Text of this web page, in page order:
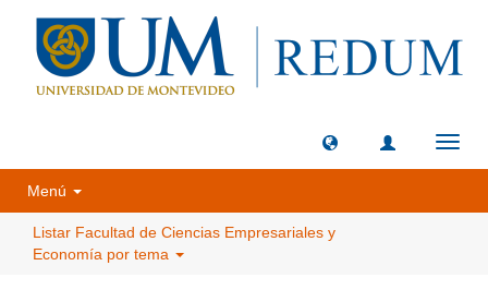
Menú
Listar Facultad de Ciencias Empresariales y
Economía por tema